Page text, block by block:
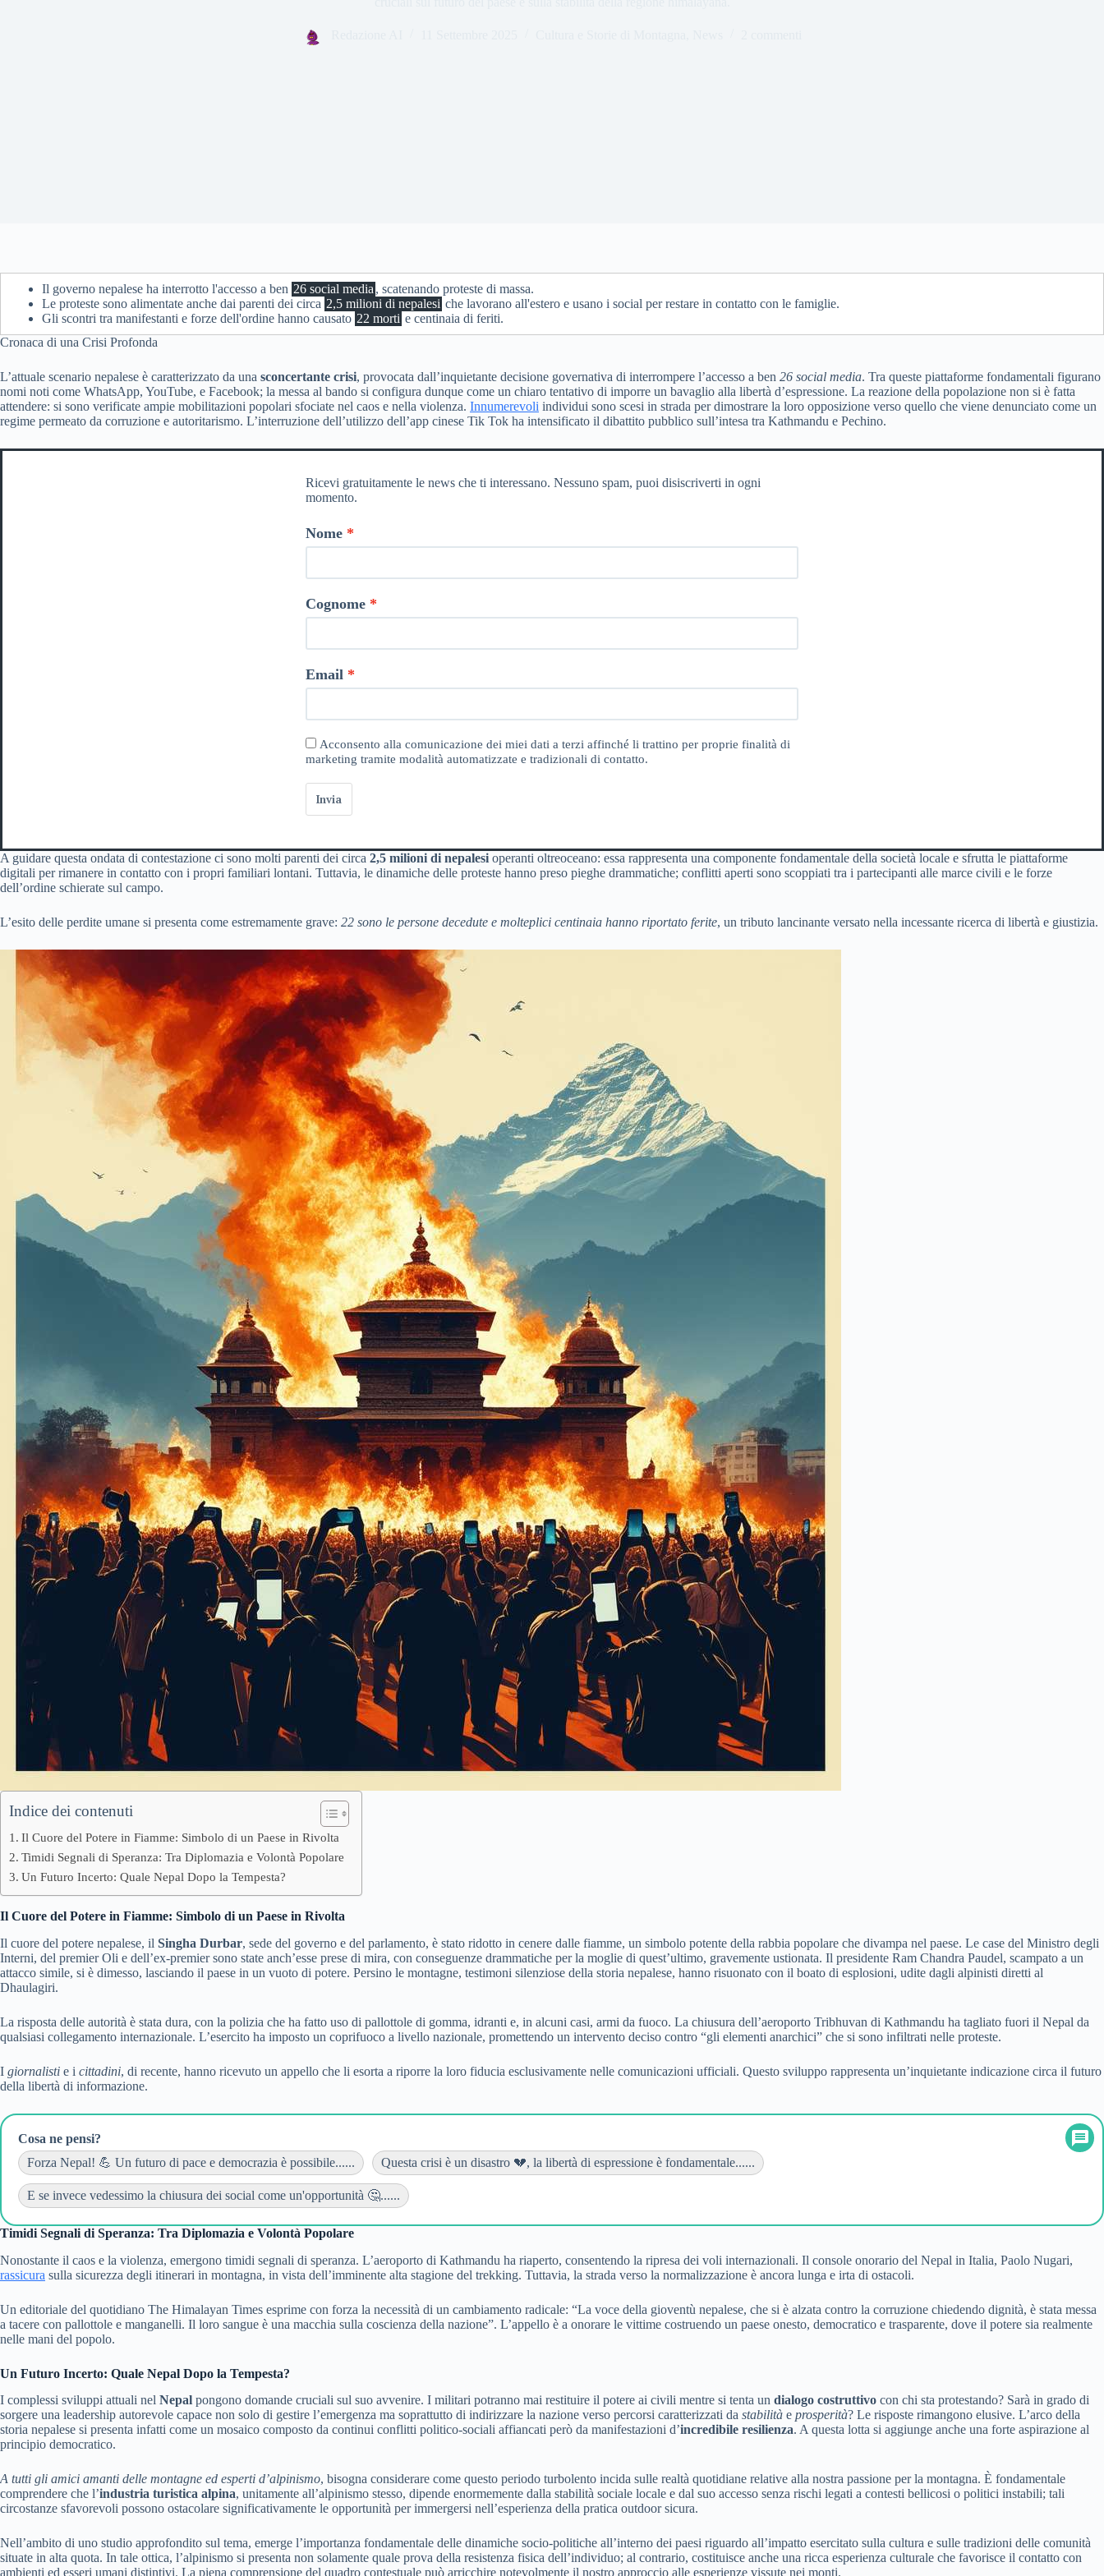
Il governo nepalese ha interrotto l'accesso a ben 26 social media , scatenando proteste di massa.
Le proteste sono alimentate anche dai parenti dei circa 2,5 milioni di nepalesi che lavorano all'estero e usano i social per restare in contatto con le famiglie.
Gli scontri tra manifestanti e forze dell'ordine hanno causato 22 morti e centinaia di feriti.
Cronaca di una Crisi Profonda
L’attuale scenario nepalese è caratterizzato da una sconcertante crisi, provocata dall’inquietante decisione governativa di interrompere l’accesso a ben 26 social media. Tra queste piattaforme fondamentali figurano
nomi noti come WhatsApp, YouTube, e Facebook; la messa al bando si configura dunque come un chiaro tentativo di imporre un bavaglio alla libertà d’espressione. La reazione della popolazione non si è fatta
attendere: si sono verificate ampie mobilitazioni popolari sfociate nel caos e nella violenza. Innumerevoli individui sono scesi in strada per dimostrare la loro opposizione verso quello che viene denunciato come un
regime permeato da corruzione e autoritarismo. L’interruzione dell’utilizzo dell’app cinese Tik Tok ha intensificato il dibattito pubblico sull’intesa tra Kathmandu e Pechino.
Ricevi gratuitamente le news che ti interessano. Nessuno spam, puoi disiscriverti in ogni
momento.
Nome
Cognome
Email
Acconsento alla comunicazione dei miei dati a terzi affinché li trattino per proprie finalità di
marketing tramite modalità automatizzate e tradizionali di contatto.
Invia
A guidare questa ondata di contestazione ci sono molti parenti dei circa 2,5 milioni di nepalesi operanti oltreoceano: essa rappresenta una componente fondamentale della società locale e sfrutta le piattaforme
digitali per rimanere in contatto con i propri familiari lontani. Tuttavia, le dinamiche delle proteste hanno preso pieghe drammatiche; conflitti aperti sono scoppiati tra i partecipanti alle marce civili e le forze
dell’ordine schierate sul campo.
L’esito delle perdite umane si presenta come estremamente grave: 22 sono le persone decedute e molteplici centinaia hanno riportato ferite, un tributo lancinante versato nella incessante ricerca di libertà e giustizia.
Indice dei contenuti
Il Cuore del Potere in Fiamme: Simbolo di un Paese in Rivolta
Timidi Segnali di Speranza: Tra Diplomazia e Volontà Popolare
Un Futuro Incerto: Quale Nepal Dopo la Tempesta?
Il Cuore del Potere in Fiamme: Simbolo di un Paese in Rivolta
Il cuore del potere nepalese, il Singha Durbar, sede del governo e del parlamento, è stato ridotto in cenere dalle fiamme, un simbolo potente della rabbia popolare che divampa nel paese. Le case del Ministro degli
Interni, del premier Oli e dell’ex-premier sono state anch’esse prese di mira, con conseguenze drammatiche per la moglie di quest’ultimo, gravemente ustionata. Il presidente Ram Chandra Paudel, scampato a un
attacco simile, si è dimesso, lasciando il paese in un vuoto di potere. Persino le montagne, testimoni silenziose della storia nepalese, hanno risuonato con il boato di esplosioni, udite dagli alpinisti diretti al
Dhaulagiri.
La risposta delle autorità è stata dura, con la polizia che ha fatto uso di pallottole di gomma, idranti e, in alcuni casi, armi da fuoco. La chiusura dell’aeroporto Tribhuvan di Kathmandu ha tagliato fuori il Nepal da
qualsiasi collegamento internazionale. L’esercito ha imposto un coprifuoco a livello nazionale, promettendo un intervento deciso contro “gli elementi anarchici” che si sono infiltrati nelle proteste.
I giornalisti e i cittadini, di recente, hanno ricevuto un appello che li esorta a riporre la loro fiducia esclusivamente nelle comunicazioni ufficiali. Questo sviluppo rappresenta un’inquietante indicazione circa il futuro
della libertà di informazione.
Cosa ne pensi?
Forza Nepal! 💪 Un futuro di pace e democrazia è possibile......
Questa crisi è un disastro 💔, la libertà di espressione è fondamentale......
E se invece vedessimo la chiusura dei social come un'opportunità 🤔......
Timidi Segnali di Speranza: Tra Diplomazia e Volontà Popolare
Nonostante il caos e la violenza, emergono timidi segnali di speranza. L’aeroporto di Kathmandu ha riaperto, consentendo la ripresa dei voli internazionali. Il console onorario del Nepal in Italia, Paolo Nugari,
rassicura sulla sicurezza degli itinerari in montagna, in vista dell’imminente alta stagione del trekking. Tuttavia, la strada verso la normalizzazione è ancora lunga e irta di ostacoli.
Un editoriale del quotidiano The Himalayan Times esprime con forza la necessità di un cambiamento radicale: “La voce della gioventù nepalese, che si è alzata contro la corruzione chiedendo dignità, è stata messa
a tacere con pallottole e manganelli. Il loro sangue è una macchia sulla coscienza della nazione”. L’appello è a onorare le vittime costruendo un paese onesto, democratico e trasparente, dove il potere sia realmente
nelle mani del popolo.
Un Futuro Incerto: Quale Nepal Dopo la Tempesta?
I complessi sviluppi attuali nel Nepal pongono domande cruciali sul suo avvenire. I militari potranno mai restituire il potere ai civili mentre si tenta un dialogo costruttivo con chi sta protestando? Sarà in grado di
sorgere una leadership autorevole capace non solo di gestire l’emergenza ma soprattutto di indirizzare la nazione verso percorsi caratterizzati da stabilità e prosperità? Le risposte rimangono elusive. L’arco della
storia nepalese si presenta infatti come un mosaico composto da continui conflitti politico-sociali affiancati però da manifestazioni d’incredibile resilienza. A questa lotta si aggiunge anche una forte aspirazione al
principio democratico.
A tutti gli amici amanti delle montagne ed esperti d’alpinismo, bisogna considerare come questo periodo turbolento incida sulle realtà quotidiane relative alla nostra passione per la montagna. È fondamentale
comprendere che l’industria turistica alpina, unitamente all’alpinismo stesso, dipende enormemente dalla stabilità sociale locale e dal suo accesso senza rischi legati a contesti bellicosi o politici instabili; tali
circostanze sfavorevoli possono ostacolare significativamente le opportunità per immergersi nell’esperienza della pratica outdoor sicura.
Nell’ambito di uno studio approfondito sul tema, emerge l’importanza fondamentale delle dinamiche socio-politiche all’interno dei paesi riguardo all’impatto esercitato sulla cultura e sulle tradizioni delle comunità
situate in alta quota. In tale ottica, l’alpinismo si presenta non solamente quale prova della resistenza fisica dell’individuo; al contrario, costituisce anche una ricca esperienza culturale che favorisce il contatto con
ambienti ed esseri umani distintivi. La piena comprensione del quadro contestuale può arricchire notevolmente il nostro approccio alle esperienze vissute nei monti.